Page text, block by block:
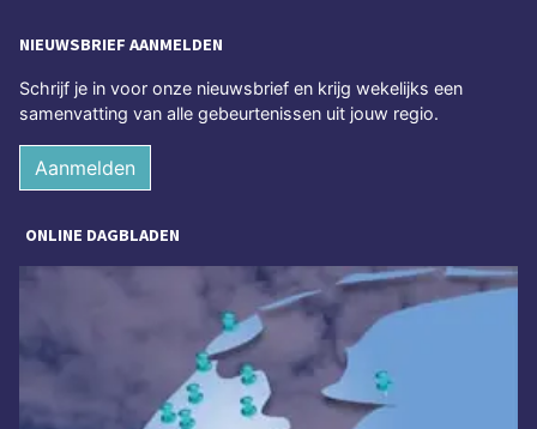
NIEUWSBRIEF AANMELDEN
Schrijf je in voor onze nieuwsbrief en krijg wekelijks een
samenvatting van alle gebeurtenissen uit jouw regio.
Aanmelden
ONLINE DAGBLADEN